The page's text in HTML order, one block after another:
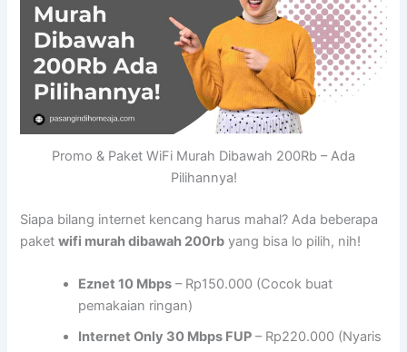
Promo & Paket WiFi Murah Dibawah 200Rb – Ada
Pilihannya!
Siapa bilang internet kencang harus mahal? Ada beberapa
paketwifi murah dibawah 200rb yang bisa lo pilih, nih!
Eznet 10 Mbps – Rp150.000 (Cocok buat
pemakaian ringan)
Internet Only 30 Mbps FUP – Rp220.000 (Nyaris